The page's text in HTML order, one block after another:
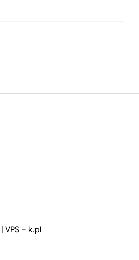
VPS – k.pl